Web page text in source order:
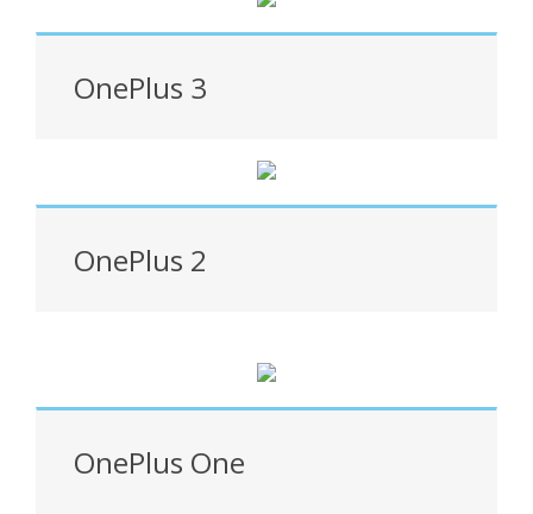
OnePlus 3
OnePlus 2
OnePlus One